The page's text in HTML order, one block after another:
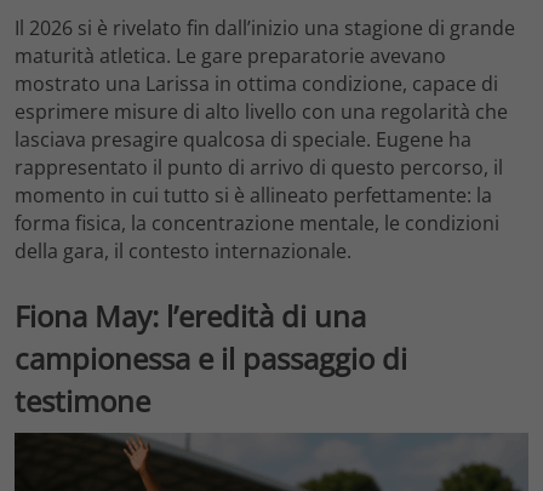
Il 2026 si è rivelato fin dall’inizio una stagione di grande
maturità atletica. Le gare preparatorie avevano
mostrato una Larissa in ottima condizione, capace di
esprimere misure di alto livello con una regolarità che
lasciava presagire qualcosa di speciale. Eugene ha
rappresentato il punto di arrivo di questo percorso, il
momento in cui tutto si è allineato perfettamente: la
forma fisica, la concentrazione mentale, le condizioni
della gara, il contesto internazionale.
Fiona May: l’eredità di una
campionessa e il passaggio di
testimone